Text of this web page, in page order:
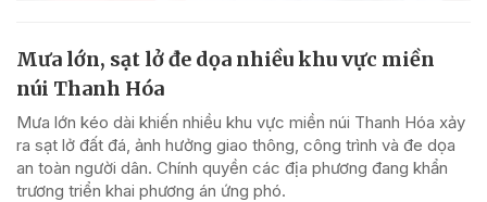
Mưa lớn, sạt lở đe dọa nhiều khu vực miền
núi Thanh Hóa
Mưa lớn kéo dài khiến nhiều khu vực miền núi Thanh Hóa xảy
ra sạt lở đất đá, ảnh hưởng giao thông, công trình và đe dọa
an toàn người dân. Chính quyền các địa phương đang khẩn
trương triển khai phương án ứng phó.